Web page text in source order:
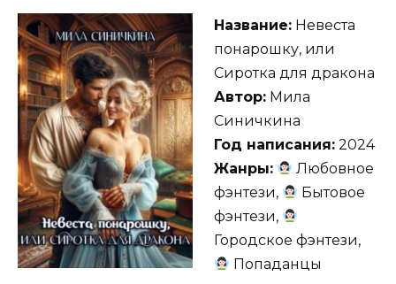
Название: Невеста
понарошку, или
Сиротка для дракона
Автор: Мила
Синичкина
Год написания: 2024
Жанры:
Любовное
фэнтези,
Бытовое
фэнтези,
Городское фэнтези,
Попаданцы